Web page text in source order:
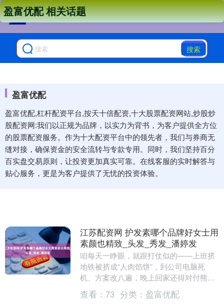
搜索
盈富优配
盈富优配,杠杆配资平台,按天十倍配资,十大股票配资网站,炒股炒
股配资网:我们以正规为品牌，以实力为背书，为客户提供全方位
的股票配资服务。作为十大配资平台中的领先者，我们与券商无
缝对接，确保资金的安全流转与专款专用。同时，我们坚持百分
百实盘交易原则，让投资更加真实可靠。在线客服的实时解答与
贴心服务，更是为客户提供了无忧的投资体验。
盈富优配 相关话题
江苏配资网 护发素哪个品牌好女士用
素颜也精致_头发_秀发_潘婷发
咱每天一睁眼，就跟打仗似的——上班挤
地铁被挤成“人肉馅饼”，到公司电脑死
机、方案改八遍，晚上回家还得对付熊孩
子作业和厨房那堆没刷的碗。好不容易躺
床上刷手机，结果....
查看： 73 分类： 盈富优配